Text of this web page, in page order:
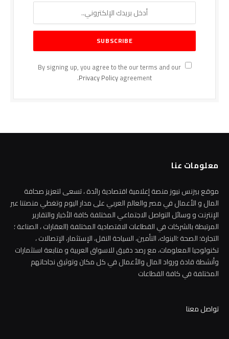
By signing up, you agree to the our terms and our
Privacy Policyagreement.
معلومات عنا
موقع بيزنس نيوز منصة إعلامية اقتصادية رائدة ، تسعى لتعزيز صحافة
المال و الأعمال في مصر والعالم العربي على مدار اليوم وتغطي منصتنا عبر
الإنترنت و وسائل التواصل الاجتماعي المختلفة كافة الأخبار والتقارير
المرتبطة بالشركات في القطاعات الاقتصادية المختلفة (العقارات ، الصناعة ؛
التجارة؛ الصحة ؛البنوك، التأمين، السياحة النقل، الإستثمار، الإتصالات ،
تكنولوجيا المعلومات، مع رصد دقيق للاسواق العربية و متابعة استثمارات
وأنشطة قادة ورواد المال والأعمال في كل مكان وتوثيق نجاحاتهم
المختلفة في كافة القطاعات
تواصل معنا